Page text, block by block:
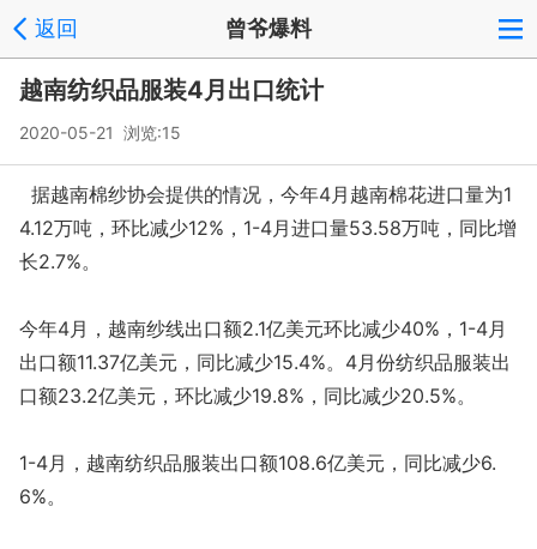
返回 曾爷爆料
越南纺织品服装4月出口统计
2020-05-21 浏览:15
据越南棉纱协会提供的情况，今年4月越南棉花进口量为1
4.12万吨，环比减少12%，1-4月进口量53.58万吨，同比增
长2.7%。
今年4月，越南纱线出口额2.1亿美元环比减少40%，1-4月
出口额11.37亿美元，同比减少15.4%。4月份纺织品服装出
口额23.2亿美元，环比减少19.8%，同比减少20.5%。
1-4月，越南纺织品服装出口额108.6亿美元，同比减少6.
6%。